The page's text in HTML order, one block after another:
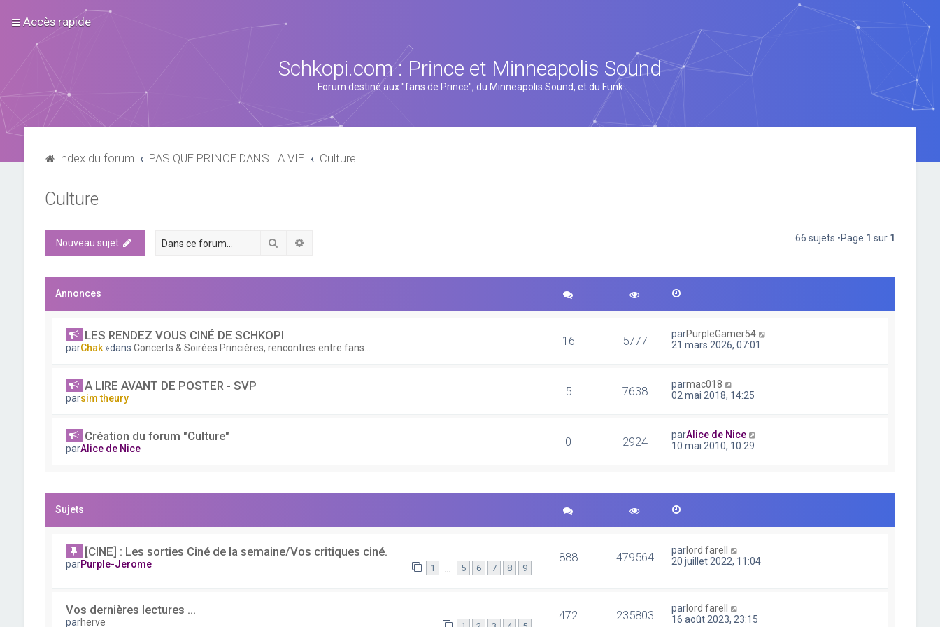
Accès rapide
Schkopi.com : Prince et Minneapolis Sound
Forum destiné aux "fans de Prince", du Minneapolis Sound, et du Funk
Index du forum PAS QUE PRINCE DANS LA VIE Culture
Culture
Nouveau sujet Rechercher 66 sujets •Page 1 sur 1
Annonces
LES RENDEZ VOUS CINÉ DE SCHKOPI
parChak »dans Concerts & Soirées Princières, rencontres entre fans... 16 5777 parPurpleGamer54
21 mars 2026, 07:01
A LIRE AVANT DE POSTER - SVP
parsim theury 5 7638 parmac018
02 mai 2018, 14:25
Création du forum "Culture"
parAlice de Nice 0 2924 parAlice de Nice
10 mai 2010, 10:29
Sujets
[CINE] : Les sorties Ciné de la semaine/Vos critiques ciné.
parPurple-Jerome 1 5 6 7 8 9
888 479564 parlord farell
20 juillet 2022, 11:04
Vos dernières lectures ...
parherve 472 235803 parlord farell
16 août 2023, 23:15